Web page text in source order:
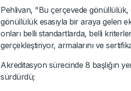
Pehlivan, "Bu çerçevede gönüllülük,
gönüllülük esasıyla bir araya gelen
onları belli standartlarda, belli
gerçekleştiriyor, armalarını ve
Akreditasyon sürecinde 8 başlığın
sürdürdü;